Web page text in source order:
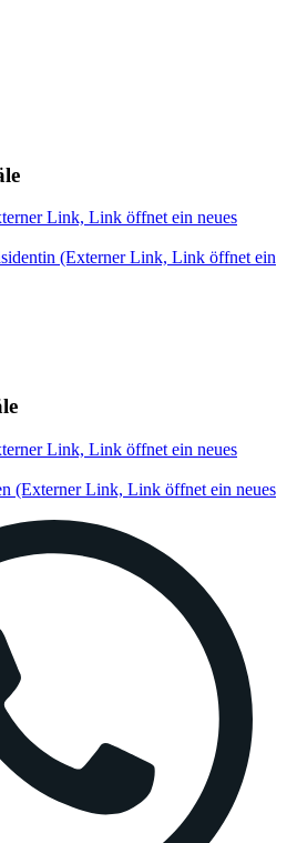
Link, Link öffnet ein neues
(Externer Link, Link öffnet ein
Link, Link öffnet ein neues
(Externer Link, Link öffnet ein neues